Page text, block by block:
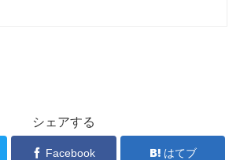
シェアする
Facebook はてブ